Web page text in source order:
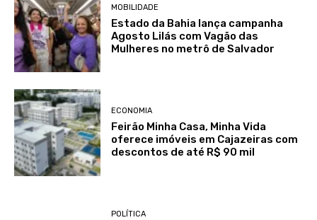
MOBILIDADE
Estado da Bahia lança campanha
Agosto Lilás com Vagão das
Mulheres no metrô de Salvador
ECONOMIA
Feirão Minha Casa, Minha Vida
oferece imóveis em Cajazeiras com
descontos de até R$ 90 mil
POLÍTICA